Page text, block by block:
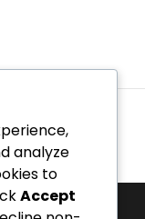
analyze
to
Accept